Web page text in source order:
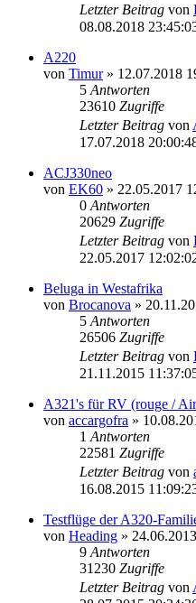
Letzter Beitrag von
08.08.2018
A220
von Timur» 12.07.2018
5 Antworten
23610 Zugriffe
Letzter Beitrag von
17.07.2018
ACJ330neo
von EK60 » 22.05.2017
0 Antworten
20629 Zugriffe
Letzter Beitrag von
22.05.2017
Beluga in Westafrika
von Brocanova »
5 Antworten
26506 Zugriffe
Letzter Beitrag von
21.11.2015
A321's für RV (rouge /
von accargofra »
1 Antworten
22581 Zugriffe
Letzter Beitrag von
16.08.2015
Testflüge der A320-
von Heading »
9 Antworten
31230 Zugriffe
Letzter Beitrag von